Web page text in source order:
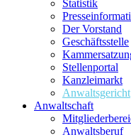
Statistik
Der Vorstand
Geschäftsstelle
Stellenportal
Kanzleimarkt
Anwaltsgericht
Anwaltschaft
Anwaltsberuf